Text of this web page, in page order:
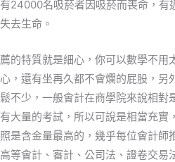
24000名吸菸者因吸菸而喪命，
去生命。
的特質就是細心，你可以數學不
，還有坐再久都不會爛的屁股，
不少，一般會計在商學院來說相
大量的考試，所以可說是相當充實
是含金量最高的，幾乎每位會計
等會計、審計、公司法、證卷交